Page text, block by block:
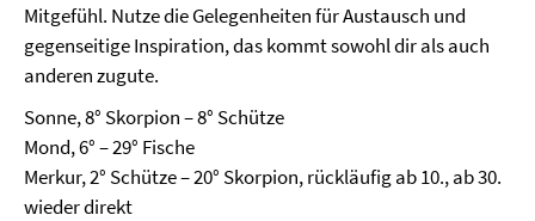
Mitgefühl. Nutze die Gelegenheiten für Austausch und
gegenseitige Inspiration, das kommt sowohl dir als auch
anderen zugute.
Sonne, 8° Skorpion – 8° Schütze
Mond, 6° – 29° Fische
Merkur, 2° Schütze – 20° Skorpion, rückläufig ab 10., ab 30.
wieder direkt